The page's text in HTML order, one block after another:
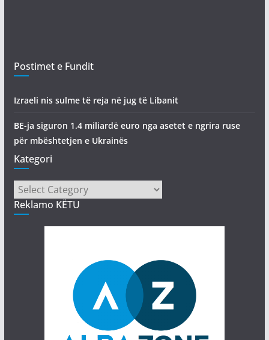
Postimet e Fundit
Izraeli nis sulme të reja në jug të Libanit
BE-ja siguron 1.4 miliardë euro nga asetet e ngrira ruse
për mbështetjen e Ukrainës
Kategori
Kategori
Reklamo KËTU